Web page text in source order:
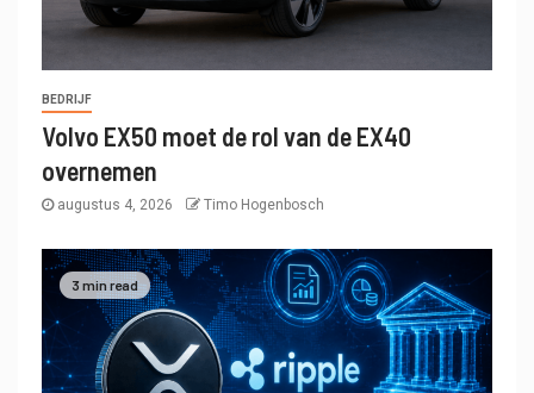
BEDRIJF
Volvo EX50 moet de rol van de EX40
overnemen
augustus 4, 2026 Timo Hogenbosch
3 min read